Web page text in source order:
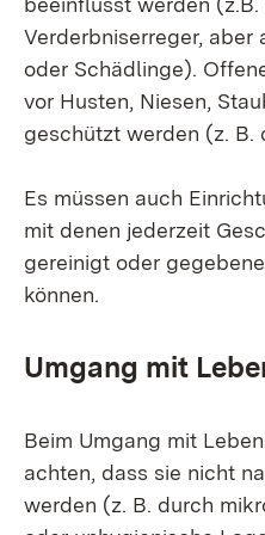
Verderbniserreger, aber
oder Schädlinge).
vor Husten, Niesen,
geschützt werden (z.
Es müssen auch
mit denen jederzeit
gereinigt oder
können.
Umgang mit
Beim Umgang mit
achten, dass sie nicht
werden (z. B. durch